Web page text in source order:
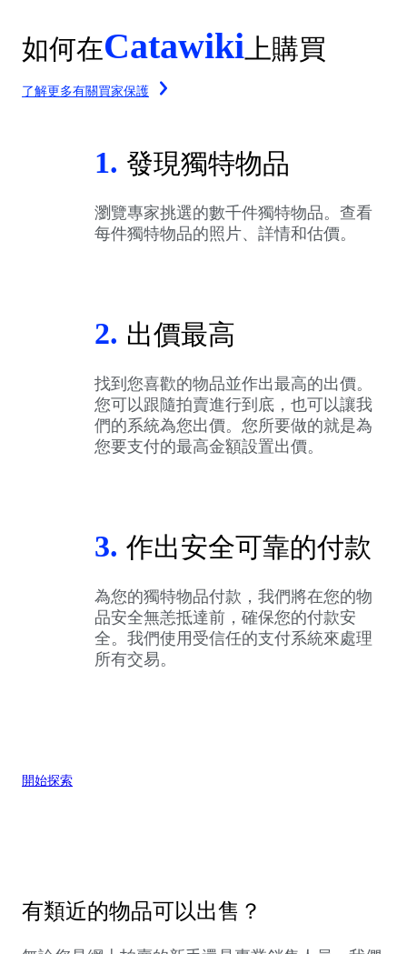
如何在Catawiki 上購買
了解更多有關買家保護
1. 發現獨特物品
瀏覽專家挑選的數千件獨特物品。查看
每件獨特物品的照片、詳情和估價。
2. 出價最高
找到您喜歡的物品並作出最高的出價。
您可以跟隨拍賣進行到底，也可以讓我
們的系統為您出價。您所要做的就是為
您要支付的最高金額設置出價。
3. 作出安全可靠的付款
為您的獨特物品付款，我們將在您的物
品安全無恙抵達前，確保您的付款安
全。我們使用受信任的支付系統來處理
所有交易。
開始探索
有類近的物品可以出售？